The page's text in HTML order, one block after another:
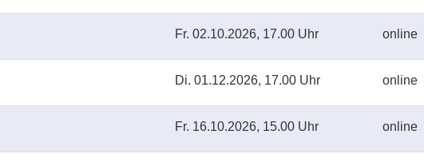
Fr. 02.10.2026, 17.00 Uhr online
Di. 01.12.2026, 17.00 Uhr online
Fr. 16.10.2026, 15.00 Uhr online